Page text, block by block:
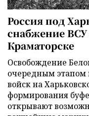
Россия под
снабжение ВСУ
Краматорске
Освобождение
очередным этапом
войск на
формирования
открывают